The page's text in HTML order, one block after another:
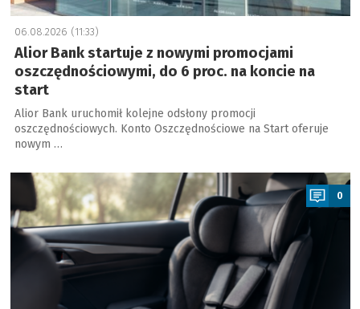
06.08.2026 (11:33)
Alior Bank startuje z nowymi promocjami
oszczędnościowymi, do 6 proc. na koncie na
start
Alior Bank uruchomił kolejne odsłony promocji
oszczędnościowych. Konto Oszczędnościowe na Start oferuje
nowym …
a
0